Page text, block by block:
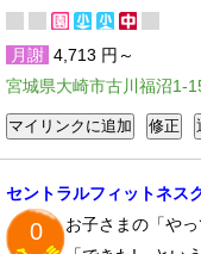
月謝 4,713 円～
宮城県大崎市古川福沼1-
セントラルフィットネス
0
お子さまの「や